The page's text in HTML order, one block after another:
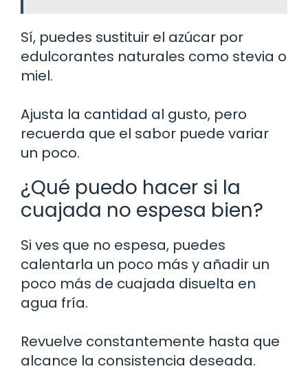
Sí, puedes sustituir el azúcar por
edulcorantes naturales como stevia o
miel.
Ajusta la cantidad al gusto, pero
recuerda que el sabor puede variar
un poco.
¿Qué puedo hacer si la
cuajada no espesa bien?
Si ves que no espesa, puedes
calentarla un poco más y añadir un
poco más de cuajada disuelta en
agua fría.
Revuelve constantemente hasta que
alcance la consistencia deseada.